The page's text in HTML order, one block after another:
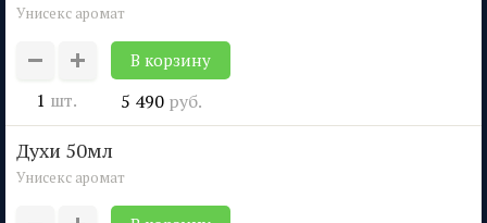
Унисекс аромат
1 шт. 5 490 руб.
духи 50мл
Унисекс аромат